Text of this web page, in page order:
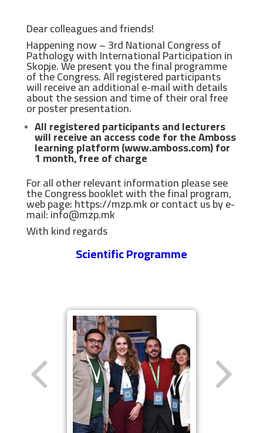
Dear colleagues and friends!
Happening now – 3rd National Congress of
Pathology with International Participation in
Skopje. We present you the final programme
of the Congress. All registered participants
will receive an additional e-mail with details
about the session and time of their oral free
or poster presentation.
All registered participants and lecturers
will receive an access code for theAmboss
learning platform (www.amboss.com)for
1 month, free of charge
For all other relevant information please see
the Congress booklet with the final program,
web page:https://mzp.mkor contact us by e-
mail:info@mzp.mk
With kind regards
Scientific Programme